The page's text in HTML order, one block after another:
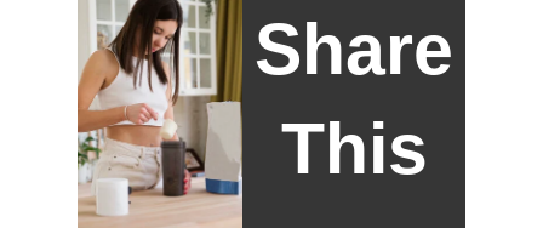
Share
This